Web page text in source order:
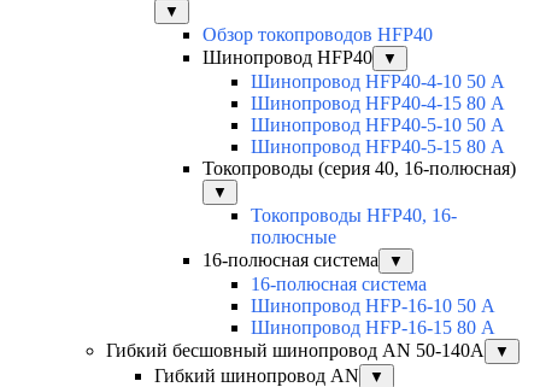
▼
Обзор токопроводов HFP40
Шинопровод HFP40
▼
Шинопровод HFP40-4-10 50 А
Шинопровод HFP40-4-15 80 А
Шинопровод HFP40-5-10 50 А
Шинопровод HFP40-5-15 80 А
Токопроводы (серия 40, 16-полюсная)
▼
Токопроводы HFP40, 16-
полюсные
16-полюсная система
▼
16-полюсная система
Шинопровод HFP-16-10 50 А
Шинопровод HFP-16-15 80 А
Гибкий бесшовный шинопровод AN 50-140А
▼
Гибкий шинопровод AN ▼